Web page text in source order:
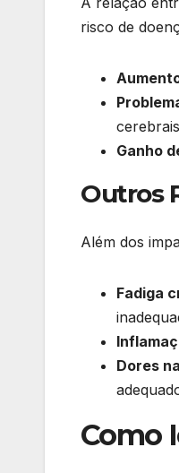
risco de
Ganho
Outros
Além dos
Fadiga
Dores
Como